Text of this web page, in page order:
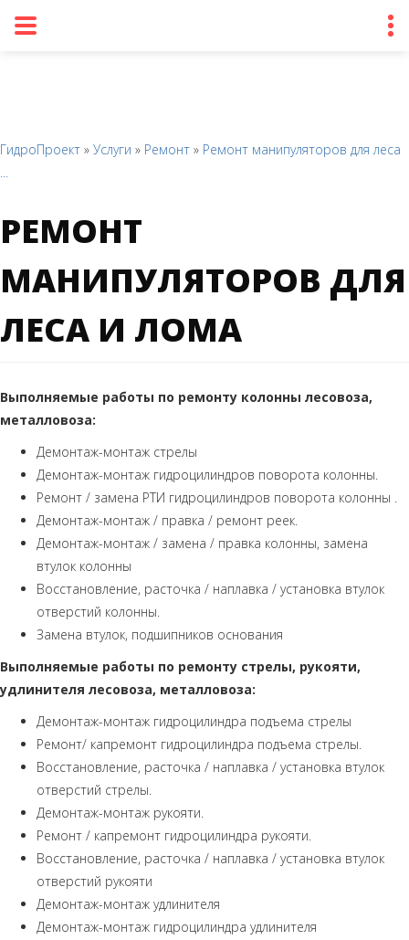
ГидроПроект » Услуги » Ремонт » Ремонт манипуляторов для леса
...
РЕМОНТ
МАНИПУЛЯТОРОВ ДЛЯ
ЛЕСА И ЛОМА
Выполняемые работы по ремонту колонны лесовоза,
металловоза:
Демонтаж-монтаж стрелы
Демонтаж-монтаж гидроцилиндров поворота колонны.
Ремонт / замена РТИ гидроцилиндров поворота колонны .
Демонтаж-монтаж / правка / ремонт реек.
Демонтаж-монтаж / замена / правка колонны, замена
втулок колонны
Восстановление, расточка / наплавка / установка втулок
отверстий колонны.
Замена втулок, подшипников основания
Выполняемые работы по ремонту стрелы, рукояти,
удлинителя лесовоза, металловоза:
Демонтаж-монтаж гидроцилиндра подъема стрелы
Ремонт/ капремонт гидроцилиндра подъема стрелы.
Восстановление, расточка / наплавка / установка втулок
отверстий стрелы.
Демонтаж-монтаж рукояти.
Ремонт / капремонт гидроцилиндра рукояти.
Восстановление, расточка / наплавка / установка втулок
отверстий рукояти
Демонтаж-монтаж удлинителя
Демонтаж-монтаж гидроцилиндра удлинителя